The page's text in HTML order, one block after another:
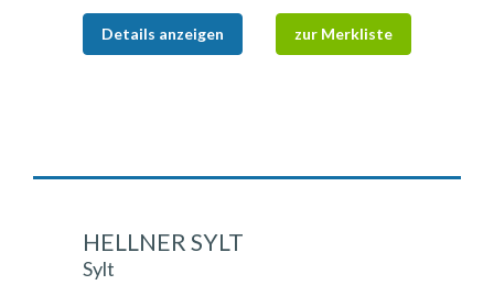
Details anzeigen zur Merkliste
HELLNER SYLT
Sylt